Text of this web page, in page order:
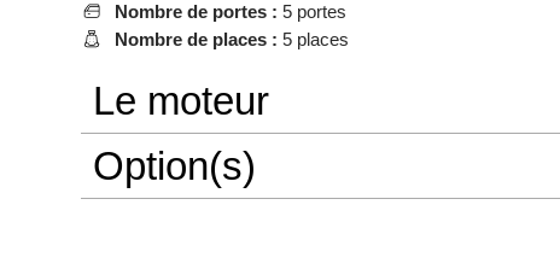
Nombre de portes : 5 portes
Nombre de places : 5 places
Le moteur
Option(s)